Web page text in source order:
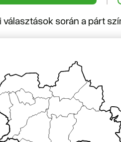
során a párt